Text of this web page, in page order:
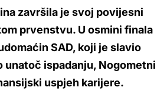
završila je svoj povijesni
prvenstvu. U osmini finala
SAD, koji je slavio
unatoč ispadanju, Nogometni
uspjeh karijere.